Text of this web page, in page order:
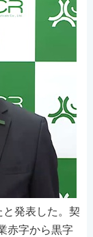
発表した。契
赤字から黒字